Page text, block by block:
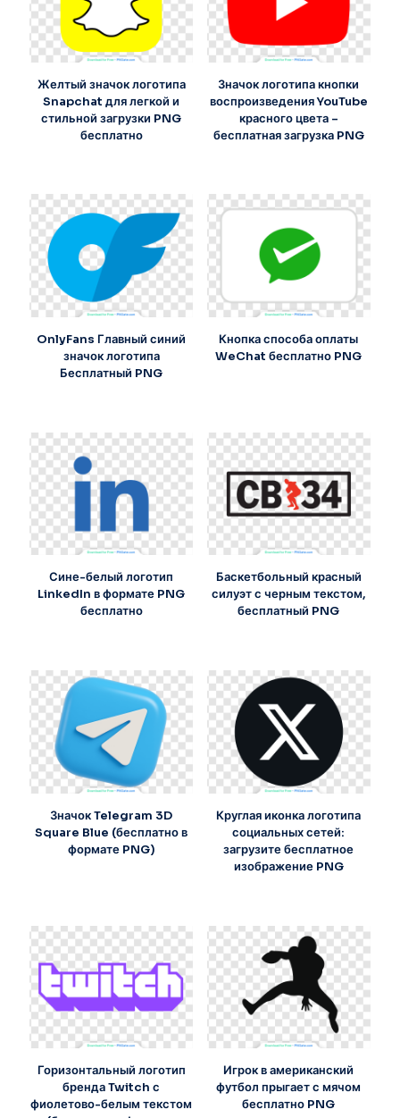
Желтый значок логотипа
Snapchat для легкой и
стильной загрузки PNG
бесплатно
Значок логотипа кнопки
воспроизведения YouTube
красного цвета –
бесплатная загрузка PNG
OnlyFans Главный синий
значок логотипа
Бесплатный PNG
Кнопка способа оплаты
WeChat бесплатно PNG
Сине-белый логотип
LinkedIn в формате PNG
бесплатно
Баскетбольный красный
силуэт с черным текстом,
бесплатный PNG
Значок Telegram 3D
Square Blue (бесплатно в
формате PNG)
Круглая иконка логотипа
социальных сетей:
загрузите бесплатное
изображение PNG
Горизонтальный логотип
бренда Twitch с
фиолетово-белым текстом
Игрок в американский
футбол прыгает с мячом
бесплатно PNG